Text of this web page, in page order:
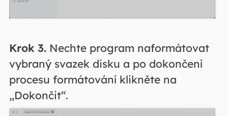
Krok 3.Nechte program naformátovat
vybraný svazek disku a po dokončení
procesu formátování klikněte na
„Dokončit“.